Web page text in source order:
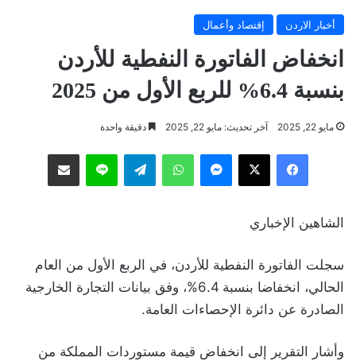
أخبار الاردن إقتصاد وأعمال
انخفاض الفاتورة النفطية للأردن
بنسبة 6.4% للربع الأول من 2025
مايو 22, 2025 آخر تحديث: مايو 22, 2025 دقيقة واحدة
فيسبوك ‫X ماسنجر واتساب تيلقرام لاين مشاركة عبر البريد
الشاهين الإخباري
سجلت الفاتورة النفطية للأردن، في الربع الأول من العام
الحالي، انخفاضا بنسبة 6.4%، وفق بيانات التجارة الخارجية
الصادرة عن دائرة الإحصاءات العامة.
وأشار التقرير إلى انخفاض قيمة مستوردات المملكة من